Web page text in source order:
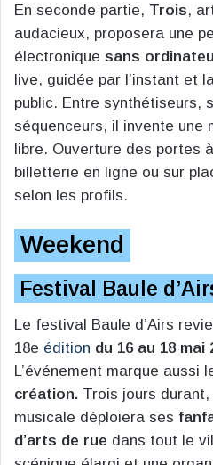
En seconde partie, Trois,
audacieux, proposera une
électronique sans
live, guidée par l’instant et
public. Entre synthétiseurs,
séquenceurs, il invente une
libre. Ouverture des portes à
billetterie en ligne ou sur
selon les profils.
Weekend
Festival Baule
Le festival Baule d’Airs
18e édition du 16 au 18 mai
L’événement marque aussi
création. Trois jours
musicale déploiera ses
d’arts de rue dans tout le